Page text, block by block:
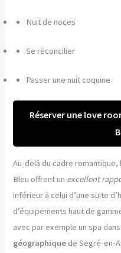
Nuit de noces
Se réconcilier
Passer une nuit coquine
Réserver une love
Au-delà du cadre
Bleu offrent un excellent
inférieur à celui d’une suite
d’équipements haut de
avec par exemple un spa
géographique de Segré-en-